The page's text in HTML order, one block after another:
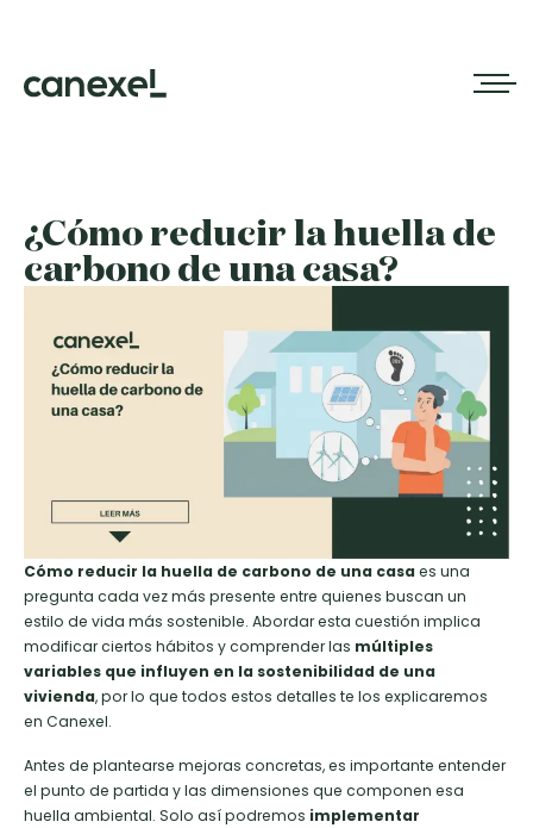
¿Cómo reducir la huella de
carbono de una casa?
Cómo reducir la huella de carbono de una casaes una
pregunta cada vez más presente entre quienes buscan un
estilo de vida más sostenible. Abordar esta cuestión implica
modificar ciertos hábitos y comprender las múltiples
variables que influyen en la sostenibilidad de una
vivienda, por lo que todos estos detalles te los explicaremos
en Canexel.
Antes de plantearse mejoras concretas, es importante entender
el punto de partida y las dimensiones que componen esa
huella ambiental. Solo así podremos implementar